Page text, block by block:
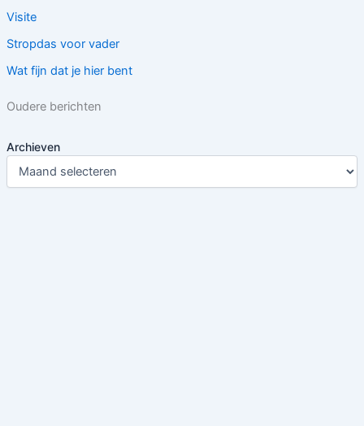
Visite
Stropdas voor vader
Wat fijn dat je hier bent
Oudere berichten
Archieven